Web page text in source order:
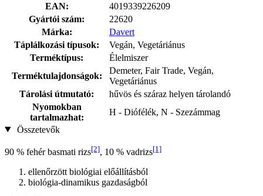
EAN:
4019339226209
Gyártói szám:
22620
Márka:
Davert
Táplálkozási típusok:
Vegán, Vegetáriánus
Terméktípus:
Élelmiszer
Terméktulajdonságok:
Demeter, Fair Trade, Vegán,
Vegetáriánus
Tárolási útmutató:
hűvös és száraz helyen tárolandó
Nyomokban
tartalmazhat:
H - Diófélék, N - Szezámmag
Összetevők
90 % fehér basmati rizs[2], 10 % vadrizs[1]
ellenőrzött biológiai előállításból
biológia-dinamikus gazdaságból